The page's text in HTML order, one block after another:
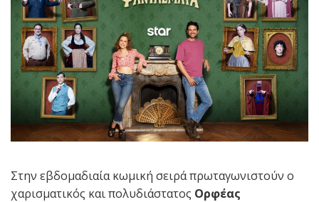
Στην εβδομαδιαία κωμική σειρά πρωταγωνιστούν ο
χαρισματικός και πολυδιάστατος Ορφέας